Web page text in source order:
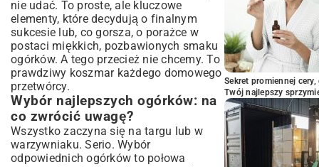
Jak długo można przechowywać i w jakich
warunkach?
Podsumowanie: Smak Lata na
Wyciągnięcie Ręki
nie udać. To proste, ale kluczowe
elementy, które decydują o finalnym
sukcesie lub, co gorsza, o porażce w
postaci miękkich, pozbawionych smaku
ogórków. A tego przecież nie chcemy. To
prawdziwy koszmar każdego domowego
przetwórcy.
Wybór najlepszych ogórków: na
co zwrócić uwagę?
Wszystko zaczyna się na targu lub w
warzywniaku. Serio. Wybór
odpowiednich ogórków to połowa
Sekret promiennej
Twój najlepszy